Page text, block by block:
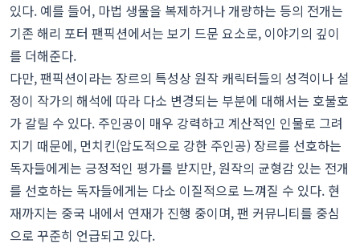
있다. 예를 들어, 마법 생물을 복제하거나 개량하는 등의 전개는
기존 해리 포터 팬픽션에서는 보기 드문 요소로, 이야기의 깊이
를 더해준다.
다만, 팬픽션이라는 장르의 특성상 원작 캐릭터들의 성격이나 설
정이 작가의 해석에 따라 다소 변경되는 부분에 대해서는 호불호
가 갈릴 수 있다. 주인공이 매우 강력하고 계산적인 인물로 그려
지기 때문에, 먼치킨(압도적으로 강한 주인공) 장르를 선호하는
독자들에게는 긍정적인 평가를 받지만, 원작의 균형감 있는 전개
를 선호하는 독자들에게는 다소 이질적으로 느껴질 수 있다. 현
재까지는 중국 내에서 연재가 진행 중이며, 팬 커뮤니티를 중심
으로 꾸준히 언급되고 있다.